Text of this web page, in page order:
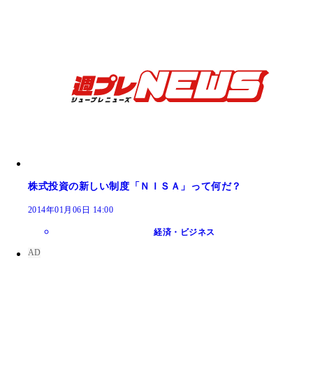
株式投資の新しい制度「ＮＩＳＡ」って何だ？
2014年01月06日 14:00
経済・ビジネス